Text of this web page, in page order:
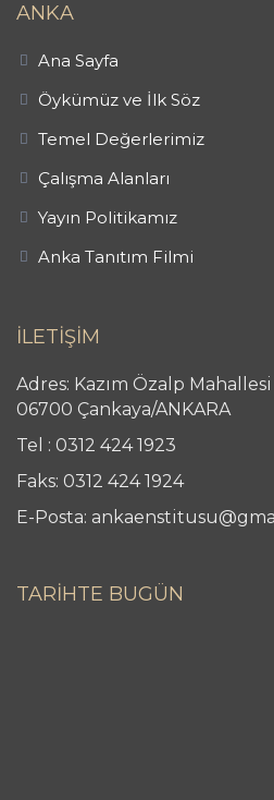
ANKA
Ana Sayfa
Öykümüz ve İlk Söz
Temel Değerlerimiz
Çalışma Alanları
Yayın Politikamız
Anka Tanıtım Filmi
İLETİŞİM
Adres: Kazım Özalp
06700 Çankaya/ANKARA
Tel : 0312 424 1923
Faks: 0312 424 1924
E-Posta:
TARİHTE BUGÜN